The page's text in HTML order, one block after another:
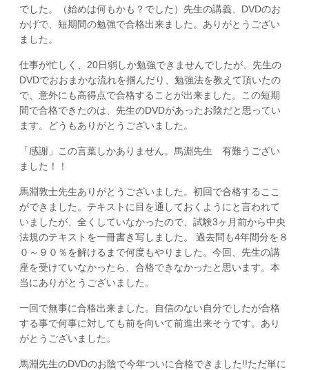
でした。（始めは何もかも？でした）先生の講義、DVDのお
かげで、短期間の勉強で合格出来ました。ありがとうござい
ました。
仕事が忙しく、20日弱しか勉強できませんでしたが、先生の
DVDでおおまかな流れを掴んだり、勉強法を教えて頂いたの
で、意外にも高得点で合格することが出来ました。この短期
間で合格できたのは、先生のDVDがあったお陰だと思ってい
ます。どうもありがとうございました。
「感謝」この言葉しかありません。馬淵先生 有難うござい
ました！！
馬淵敦士先生ありがとうございました。初回で合格するここ
ができました。テキストに目を通しておくようにと言われて
いましたが、全くしていなかったので、試験3ヶ月前から中央
法規のテキストを一冊書き写しました。 過去問も4年間分を８
０～９０％を解けるまで何度もやりました。今回、先生の講
座を受けていなかったら、合格できなかったと思います。本
当にありがとうございました。
一回で無事に合格出来ました。自信のない自分でしたが合格
する事で何事に対しても前を向いて前進出来そうです。あり
がとうございました。
馬淵先生のDVDのお陰で今年ついに合格できました!!ただ単に